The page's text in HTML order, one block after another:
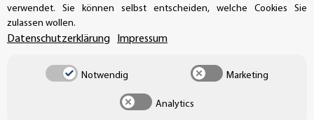
Newsletter Abonnieren
sichern Sie sich exklusive Einblicke in unsere Welt der
Datenschutzerklärungkönnen Sie sich jederzeit
verwendet. Sie können selbst entscheiden, welche Cookies Sie
zulassen wollen.
Datenschutzerklärung Impressum
Notwendig Marketing
Analytics